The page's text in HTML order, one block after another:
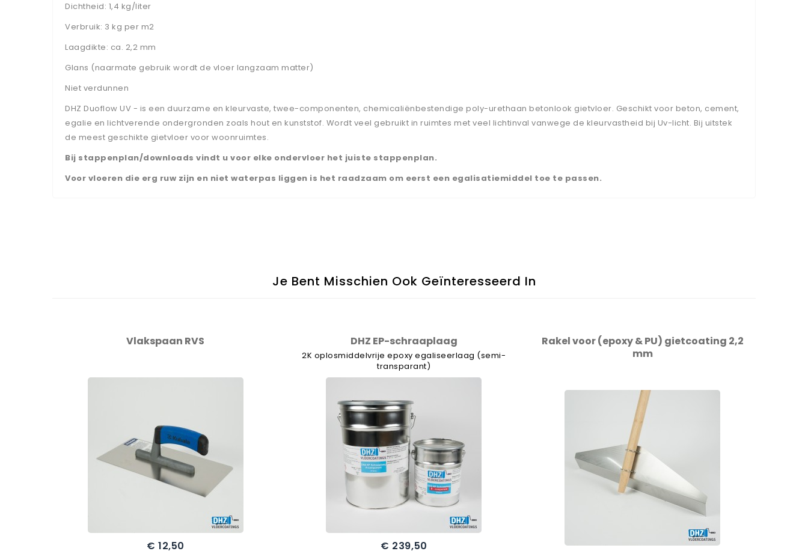
Dichtheid: 1,4 kg/liter
Verbruik: 3 kg per m2
Laagdikte: ca. 2,2 mm
Glans (naarmate gebruik wordt de vloer langzaam matter)
Niet verdunnen
DHZ Duoflow UV - is een duurzame en kleurvaste, twee-componenten, chemicaliënbestendige poly-urethaan betonlook gietvloer. Geschikt voor beton, cement,
egalie en lichtverende ondergronden zoals hout en kunststof. Wordt veel gebruikt in ruimtes met veel lichtinval vanwege de kleurvastheid bij Uv-licht. Bij uitstek
de meest geschikte gietvloer voor woonruimtes.
Bij stappenplan/downloads vindt u voor elke ondervloer het juiste stappenplan.
Voor vloeren die erg ruw zijn en niet waterpas liggen is het raadzaam om eerst een egalisatiemiddel toe te passen.
Je Bent Misschien Ook Geïnteresseerd In
Vlakspaan RVS
Prijs
€ 12,50
DHZ EP-schraaplaag
2K oplosmiddelvrije epoxy egaliseerlaag (semi-
transparant)
Prijs
€ 239,50
Rakel voor (epoxy & PU) gietcoating 2,2
mm